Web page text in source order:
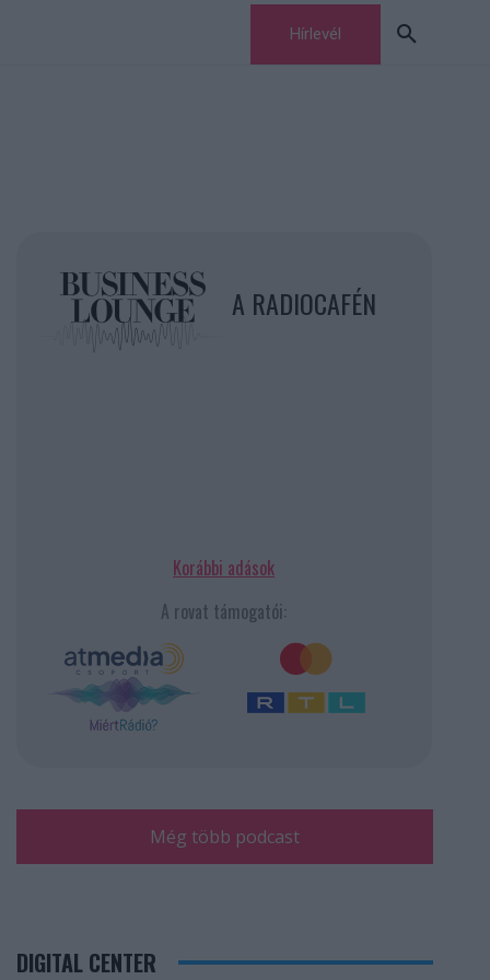
Hírlevél
A RADIOCAFÉN
Korábbi adások
A rovat támogatói:
Még több podcast
DIGITAL CENTER